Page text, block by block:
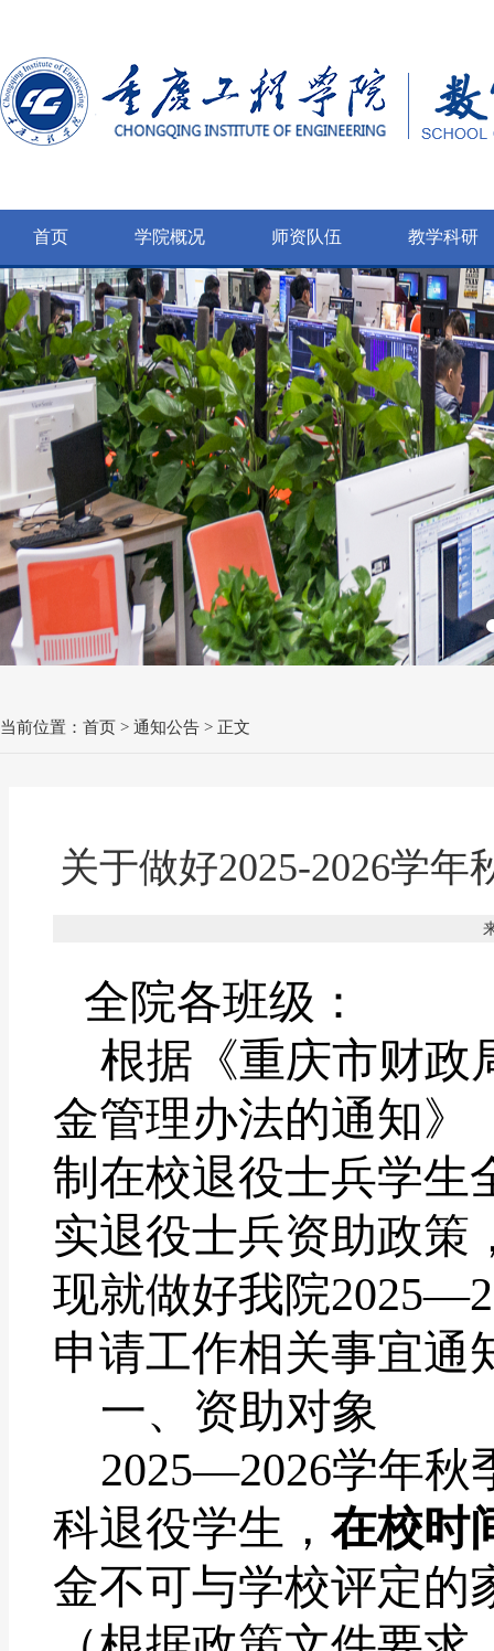
首页 学院概况 师资队伍 教学科研
当前位置： 首页 > 通知公告 > 正文
关于做好2025-2026学
全院各班级：
根据《重庆市财政
金管理办法的通知》
制在校退役士兵学生
实退役士兵资助政策
现就做好我院2025—
申请工作相关事宜通
一、资助对象
2025—2026学年秋
科退役学生， 在校时
金不可与学校评定的